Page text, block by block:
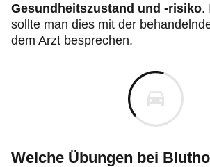
Gesundheitszustand und -risiko.
sollte man dies mit der
dem Arzt besprechen.
Welche Übungen bei